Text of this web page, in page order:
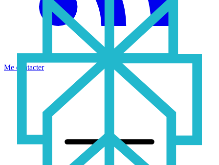
Me contacter